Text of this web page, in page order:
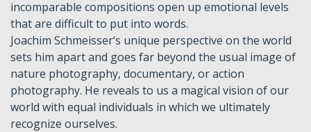
incomparable compositions open up emotional levels
that are difficult to put into words.
Joachim Schmeisser‘s unique perspective on the world
sets him apart and goes far beyond the usual image of
nature photography, documentary, or action
photography. He reveals to us a magical vision of our
world with equal individuals in which we ultimately
recognize ourselves.